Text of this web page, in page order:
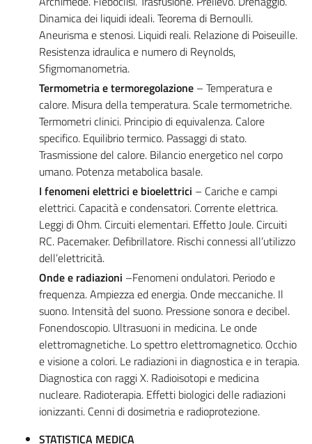
Dinamica dei liquidi ideali. Teorema di Bernoulli.
Aneurisma e stenosi. Liquidi reali. Relazione di Poiseuille.
Resistenza idraulica e numero di Reynolds,
Sfigmomanometria.
Termometria e termoregolazione – Temperatura e
calore. Misura della temperatura. Scale termometriche.
Termometri clinici. Principio di equivalenza. Calore
specifico. Equilibrio termico. Passaggi di stato.
Trasmissione del calore. Bilancio energetico nel corpo
umano. Potenza metabolica basale.
I fenomeni elettrici e bioelettrici – Cariche e campi
elettrici. Capacità e condensatori. Corrente elettrica.
Leggi di Ohm. Circuiti elementari. Effetto Joule. Circuiti
RC. Pacemaker. Defibrillatore. Rischi connessi all’utilizzo
dell’elettricità.
Onde e radiazioni –Fenomeni ondulatori. Periodo e
frequenza. Ampiezza ed energia. Onde meccaniche. Il
suono. Intensità del suono. Pressione sonora e decibel.
Fonendoscopio. Ultrasuoni in medicina. Le onde
elettromagnetiche. Lo spettro elettromagnetico. Occhio
e visione a colori. Le radiazioni in diagnostica e in terapia.
Diagnostica con raggi X. Radioisotopi e medicina
nucleare. Radioterapia. Effetti biologici delle radiazioni
ionizzanti. Cenni di dosimetria e radioprotezione.
STATISTICA MEDICA